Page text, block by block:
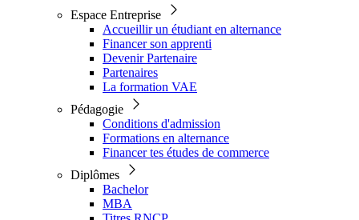
Espace Entreprise
Accueillir un étudiant en alternance
Financer son apprenti
Devenir Partenaire
Partenaires
La formation VAE
Pédagogie
Conditions d'admission
Formations en alternance
Financer tes études de commerce
Diplômes
Bachelor
MBA